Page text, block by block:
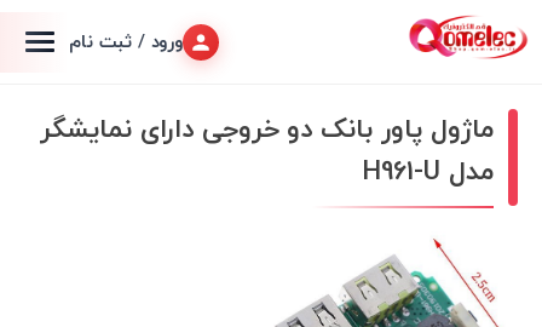
ورود / ثبت نام
ماژول پاور بانک دو خروجی دارای نمایشگر
مدل H961-U